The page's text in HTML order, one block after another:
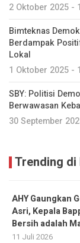
2 Oktober 2025 -
Bimteknas
Berdampak
Lokal
1 Oktober 2025 -
SBY: Politisi
Berwawasan
30 September
Trending
AHY Gaungkan
Asri, Kepala
Bersih adalah
11 Juli 2026